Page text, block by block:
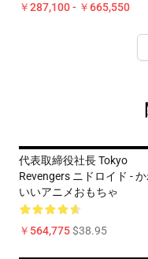
￥287,100 - ￥665,550
代表取締役社長 Tokyo
Revengers ニドロイド -
いいアニメおもちゃ
￥564,775$38.95